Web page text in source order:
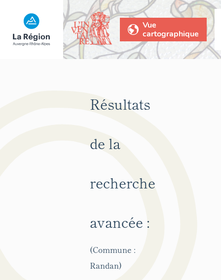
Vue
cartographique
Résultats
de la
recherche
avancée :
(Commune :
Randan)